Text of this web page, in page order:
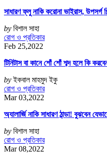
সাধারণ ফ্লু নাকি করোনা ভাইরাস, উপসর্গ
by বিশাল সাহা
রোগ ও প্রতিকার
Feb 25,2022
টিনিটাস বা কানে শোঁ শোঁ শব্দ হলে কি
byইকবাল মাহমুদ ইকু
রোগ ও প্রতিকার
Mar 03,2022
অ্যালার্জি নাকি সাধারণ ঠান্ডা! বুঝবেন
by বিশাল সাহা
রোগ ও প্রতিকার
Mar 08,2022